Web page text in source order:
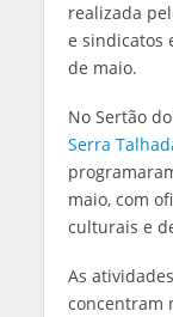
realizada
e sindicatos
de maio.
No Sertão
Serra
maio, com
culturais e
As
concentram